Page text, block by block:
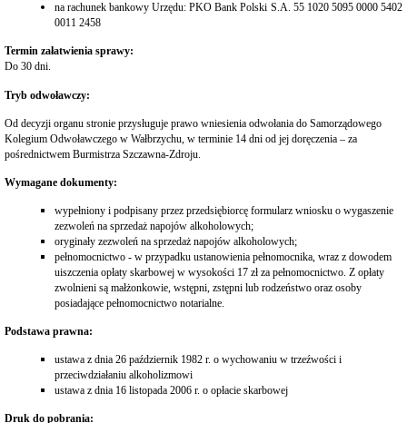
Zamówienia
publiczne
sprzedaż
nieruchomości
Ogłoszenia
przetargów
Informacje
z
otwarcia
Rozstrzygnięcia
przetargów
Zamówienia
publiczne
wyłączone
stosowania
Sprzedaż
Wykazy
nieruchomości
do
na rachunek bankowy Urzędu: PKO Bank Polski S.A. 55 1020 5095 0000 5402
0011 2458
Termin załatwienia sprawy:
Do 30 dni.
Tryb odwoławczy:
Od decyzji organu stronie przysługuje prawo wniesienia odwołania do Samorządowego
Kolegium Odwoławczego w Wałbrzychu, w terminie 14 dni od jej doręczenia – za
pośrednictwem Burmistrza Szczawna-Zdroju.
Wymagane dokumenty:
wypełniony i podpisany przez przedsiębiorcę formularz wniosku o wygaszenie
zezwoleń na sprzedaż napojów alkoholowych;
oryginały zezwoleń na sprzedaż napojów alkoholowych;
pełnomocnictwo - w przypadku ustanowienia pełnomocnika, wraz z dowodem
uiszczenia opłaty skarbowej w wysokości 17 zł za pełnomocnictwo. Z opłaty
zwolnieni są małżonkowie, wstępni, zstępni lub rodzeństwo oraz osoby
posiadające pełnomocnictwo notarialne.
Podstawa prawna:
ustawa z dnia 26 październik 1982 r. o wychowaniu w trzeźwości i
przeciwdziałaniu alkoholizmowi
ustawa z dnia 16 listopada 2006 r. o opłacie skarbowej
Druk do pobrania: